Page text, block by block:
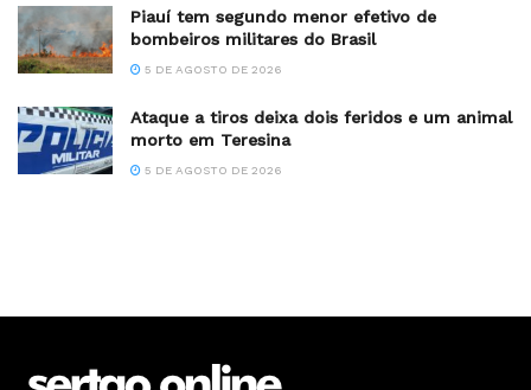
Piauí tem segundo menor efetivo de
bombeiros militares do Brasil
5 DE AGOSTO DE 2026
Ataque a tiros deixa dois feridos e um animal
morto em Teresina
5 DE AGOSTO DE 2026